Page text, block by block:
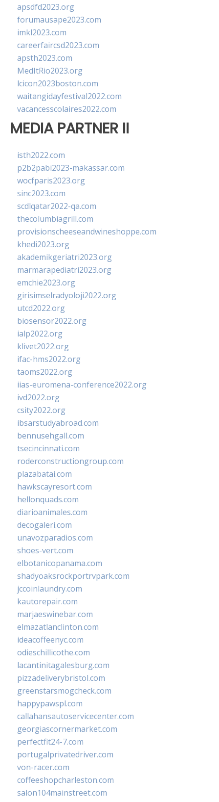
apsdfd2023.org
forumausape2023.com
imkl2023.com
careerfaircsd2023.com
apsth2023.com
MedItRio2023.org
lcicon2023boston.com
waitangidayfestival2022.com
vacancesscolaires2022.com
MEDIA PARTNER II
isth2022.com
p2b2pabi2023-makassar.com
wocfparis2023.org
sinc2023.com
scdlqatar2022-qa.com
thecolumbiagrill.com
provisionscheeseandwineshoppe.com
khedi2023.org
akademikgeriatri2023.org
marmarapediatri2023.org
emchie2023.org
girisimselradyoloji2022.org
utcd2022.org
biosensor2022.org
ialp2022.org
klivet2022.org
ifac-hms2022.org
taoms2022.org
iias-euromena-conference2022.org
ivd2022.org
csity2022.org
ibsarstudyabroad.com
bennusehgall.com
tsecincinnati.com
roderconstructiongroup.com
plazabatai.com
hawkscayresort.com
hellonquads.com
diarioanimales.com
decogaleri.com
unavozparadios.com
shoes-vert.com
elbotanicopanama.com
shadyoaksrockportrvpark.com
jccoinlaundry.com
kautorepair.com
marjaeswinebar.com
elmazatlanclinton.com
ideacoffeenyc.com
odieschillicothe.com
lacantinitagalesburg.com
pizzadeliverybristol.com
greenstarsmogcheck.com
happypawspl.com
callahansautoservicecenter.com
georgiascornermarket.com
perfectfit24-7.com
portugalprivatedriver.com
von-racer.com
coffeeshopcharleston.com
salon104mainstreet.com